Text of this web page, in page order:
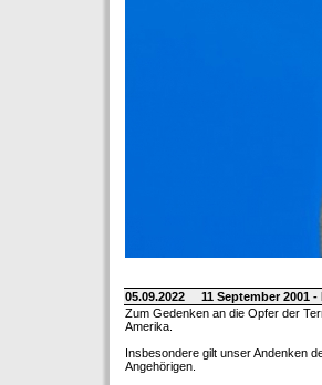
05.09.2022
11 September 2001
Zum Gedenken an die Opfer der
Amerika.
Insbesondere gilt unser Andenken
Angehörigen.